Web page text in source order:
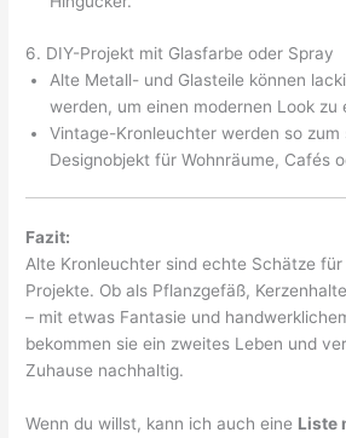
6. DIY-Projekt mit Glasfarbe oder Spray
Alte Metall- und Glasteile können
werden, um einen modernen Look zu
Vintage-Kronleuchter werden so zum
Designobjekt für Wohnräume, Cafés
Fazit:
Alte Kronleuchter sind echte Schätze
Projekte. Ob als Pflanzgefäß,
– mit etwas Fantasie und
bekommen sie ein zweites Leben und
Zuhause nachhaltig.
Wenn du willst, kann ich auch eine Liste